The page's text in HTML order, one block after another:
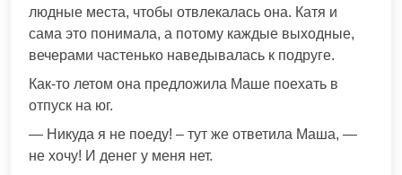
людные места, чтобы отвлекалась она. Катя и
сама это понимала, а потому каждые выходные,
вечерами частенько наведывалась к подруге.
Как-то летом она предложила Маше поехать в
отпуск на юг.
— Никуда я не поеду! – тут же ответила Маша, —
не хочу! И денег у меня нет.